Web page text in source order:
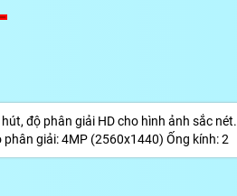
độ phân giải HD cho hình ảnh sắc
giải: 4MP (2560x1440) Ống kính: 2